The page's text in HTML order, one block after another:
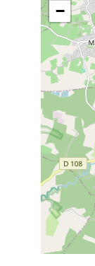
−